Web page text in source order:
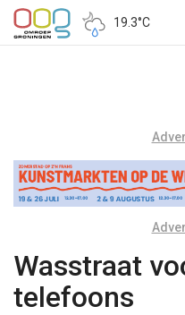
19.3°C
Wasstraat
telefoons